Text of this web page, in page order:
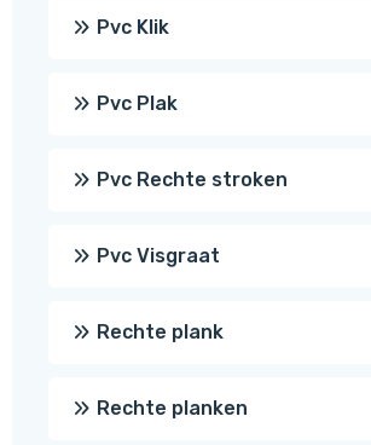
Pvc Klik
Pvc Plak
Pvc Rechte stroken
Pvc Visgraat
Rechte plank
Rechte planken